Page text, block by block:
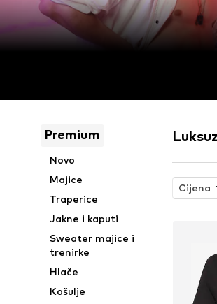
Premium
Novo
Majice
Traperice
Jakne i kaputi
Sweater majice i
trenirke
Hlače
Košulje
Cijena